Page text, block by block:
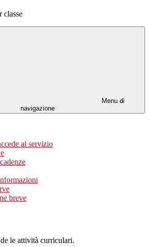
classe
Menu di
navigazione
al servizio
breve
le attività curriculari.